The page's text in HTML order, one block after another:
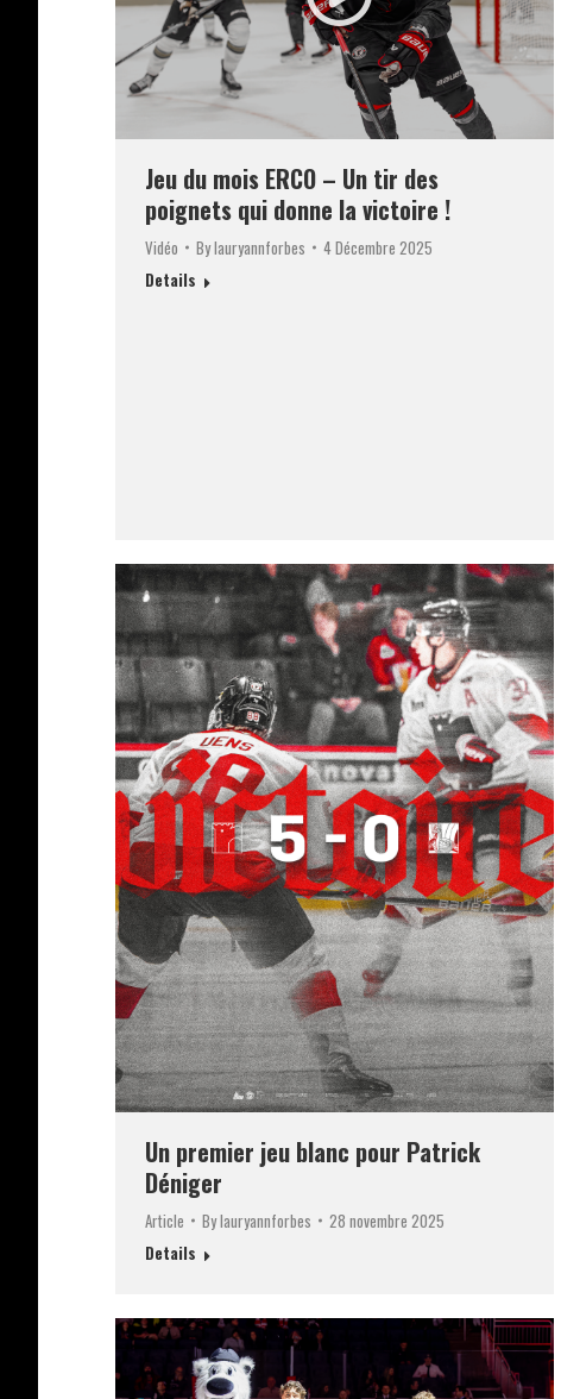
Jeu du mois ERCO – Un tir des
poignets qui donne la victoire !
Vidéo Bylauryannforbes
4 Décembre 2025
Details
Un premier jeu blanc pour Patrick
Déniger
Article Bylauryannforbes
28 novembre 2025
Details